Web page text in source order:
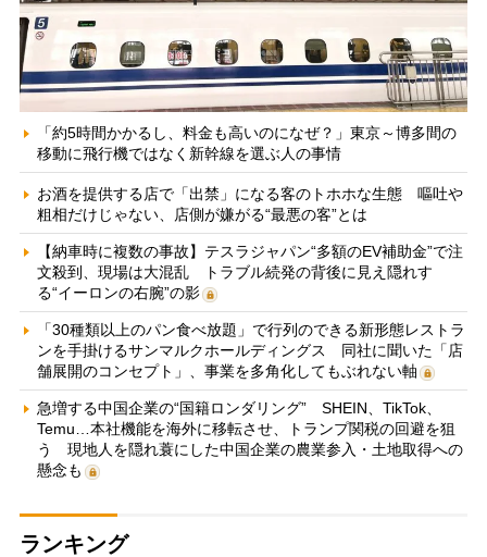
「約5時間かかるし、料金も高いのになぜ？」東京～博多間の
移動に飛行機ではなく新幹線を選ぶ人の事情
お酒を提供する店で「出禁」になる客のトホホな生態 嘔吐や
粗相だけじゃない、店側が嫌がる“最悪の客”とは
【納車時に複数の事故】テスラジャパン“多額のEV補助金”で注
文殺到、現場は大混乱 トラブル続発の背後に見え隠れす
る“イーロンの右腕”の影
「30種類以上のパン食べ放題」で行列のできる新形態レストラ
ンを手掛けるサンマルクホールディングス 同社に聞いた「店
舗展開のコンセプト」、事業を多角化してもぶれない軸
急増する中国企業の“国籍ロンダリング” SHEIN、TikTok、
Temu…本社機能を海外に移転させ、トランプ関税の回避を狙
う 現地人を隠れ蓑にした中国企業の農業参入・土地取得への
懸念も
ランキング